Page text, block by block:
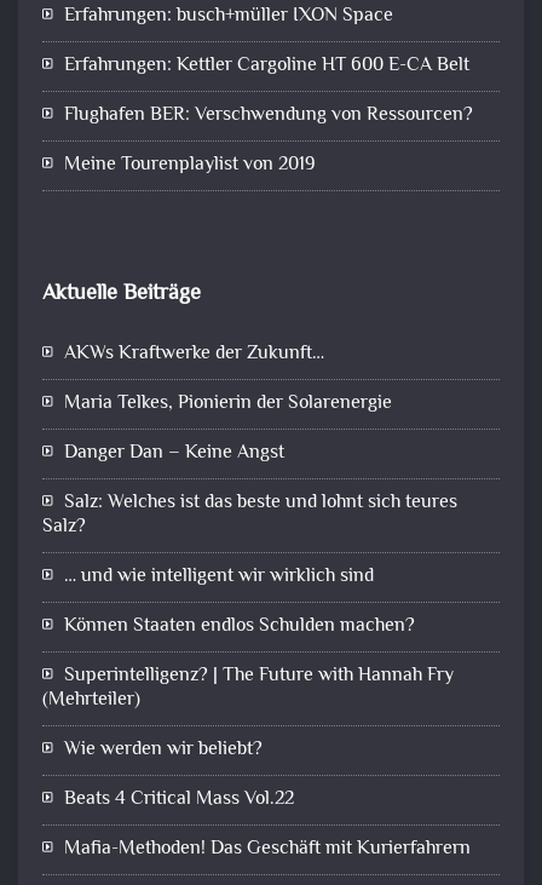
Erfahrungen: busch+müller IXON Space
Erfahrungen: Kettler Cargoline HT 600 E-CA Belt
Flughafen BER: Verschwendung von Ressourcen?
Meine Tourenplaylist von 2019
Aktuelle Beiträge
AKWs Kraftwerke der Zukunft…
Maria Telkes, Pionierin der Solarenergie
Danger Dan – Keine Angst
Salz: Welches ist das beste und lohnt sich teures
Salz?
… und wie intelligent wir wirklich sind
Können Staaten endlos Schulden machen?
Superintelligenz? | The Future with Hannah Fry
(Mehrteiler)
Wie werden wir beliebt?
Beats 4 Critical Mass Vol.22
Mafia-Methoden! Das Geschäft mit Kurierfahrern